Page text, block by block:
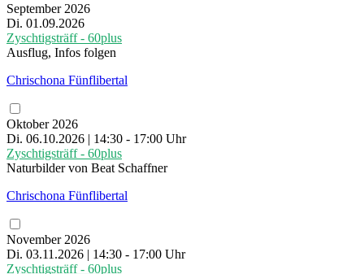
September 2026
Di. 01.09.2026
Zyschtigsträff - 60plus
Ausflug, Infos folgen
Chrischona Fünflibertal
Oktober 2026
Di. 06.10.2026 | 14:30 - 17:00 Uhr
Zyschtigsträff - 60plus
Naturbilder von Beat Schaffner
Chrischona Fünflibertal
November 2026
Di. 03.11.2026 | 14:30 - 17:00 Uhr
Zyschtigsträff - 60plus